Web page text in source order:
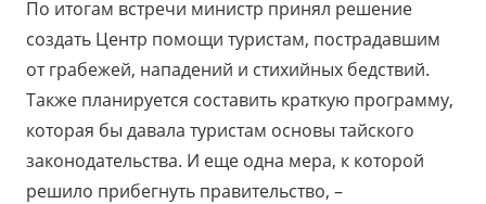
По итогам встречи министр принял решение
создать Центр помощи туристам, пострадавшим
от грабежей, нападений и стихийных бедствий.
Также планируется составить краткую программу,
которая бы давала туристам основы тайского
законодательства. И еще одна мера, к которой
решило прибегнуть правительство, –